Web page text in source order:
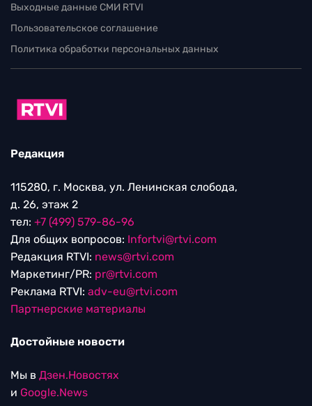
Выходные данные СМИ RTVI
Пользовательское соглашение
Политика обработки персональных данных
Редакция
115280, г. Москва, ул. Ленинская слобода,
д. 26, этаж 2
тел: +7 (499) 579-86-96
Для общих вопросов: Infortvi@rtvi.com
Редакция RTVI: news@rtvi.com
Маркетинг/PR: pr@rtvi.com
Реклама RTVI: adv-eu@rtvi.com
Партнерские материалы
Достойные новости
Мы в Дзен.Новостях
и Google.News